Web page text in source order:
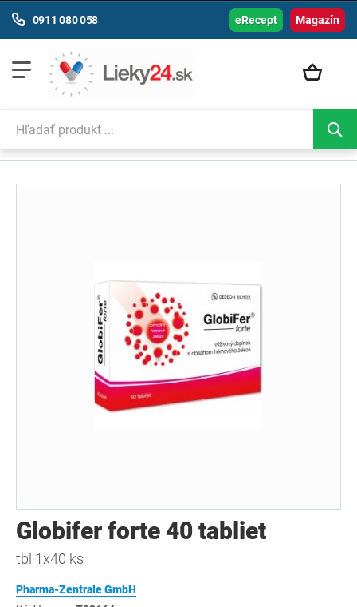
Magazín
0911 080 058 eRecept
Globifer forte 40 tabliet
tbl 1x40 ks
Pharma-Zentrale GmbH